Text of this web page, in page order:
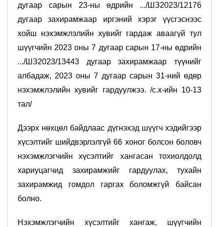
дугаар сарын 23-ны өдрийн .../ШЗ2023/12176
дугаар захирамжаар иргэний хэрэг үүсгэснээс
хойш нэхэмжлэлийн хувийг гардаж аваагүй тул
шүүгчийн 2023 оны 7 дугаар сарын 17-ны өдрийн
.../ШЗ2023/13443 дугаар захирамжаар түүнийг
албадаж, 2023 оны 7 дугаар сарын 31-ний өдөр
нэхэмжлэлийн хувийг гардуулжээ. /с.х-ийн 10-13
тал/
Дээрх нөхцөл байдлаас дүгнэхэд шүүгч хэдийгээр
хүсэлтийг шийдвэрлэлгүй 66 хоног болсон боловч
нэхэмжлэгчийн хүсэлтийг хангасан тохиолдолд
хариуцагчид захирамжийг гардуулах, тухайн
захирамжид гомдол гаргах боломжгүй байсан
болно.
Нэхэмжлэгчийн хүсэлтийг хангаж, шүүгчийн